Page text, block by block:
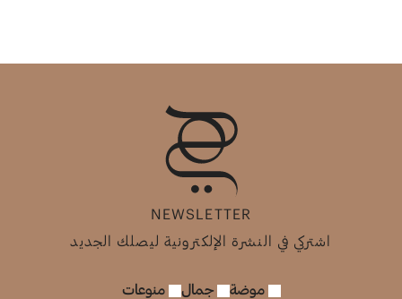
NEWSLETTER
اشتركي في النشرة الإلكترونية ليصلك الجديد
موضة جمال منوعات